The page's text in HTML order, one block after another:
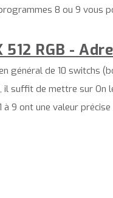
8 ou 9 vous
RGB -
général de 10 switchs
il suffit de mettre sur On
9 ont une valeur